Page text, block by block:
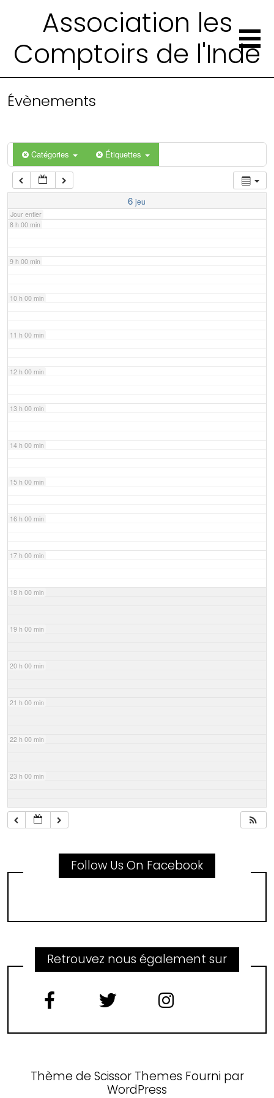
Association les
Comptoirs de l'Inde
Évènements
Catégories Étiquettes
6 jeu
Jour entier
4 h 00 min
6 h 00 min
7 h 00 min
8 h 00 min
9 h 00 min
10 h 00 min
11 h 00 min
12 h 00 min
13 h 00 min
14 h 00 min
15 h 00 min
16 h 00 min
17 h 00 min
18 h 00 min
19 h 00 min
20 h 00 min
21 h 00 min
22 h 00 min
23 h 00 min
Follow Us On Facebook
Retrouvez nous également sur
Thème de Scissor Themes Fourni par
WordPress